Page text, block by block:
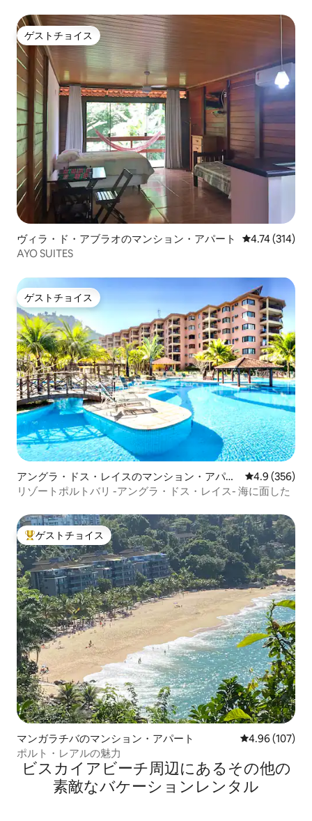
ゲストチョイス
ゲストチョイス
ヴィラ・ド・アブラオのマンション・アパート レビュー314
4.74 (314)
AYO SUITES
ゲストチョイス
ゲストチョイス
アングラ・ドス・レイスのマンション・アパー
ト
レビュー356
4.9 (356)
リゾートポルトバリ -アングラ・ドス・レイス- 海に面した
大好評のゲストチョイスです。
ゲストチョイス
マンガラチバのマンション・アパート レビュー107
4.96 (107)
ポルト・レアルの魅力
ビスカイアビーチ⁠周⁠辺⁠に⁠あ⁠るそ⁠の⁠他⁠の
素⁠敵⁠なバ⁠ケ⁠ー⁠シ⁠ョ⁠ン⁠レ⁠ン⁠タ⁠ル